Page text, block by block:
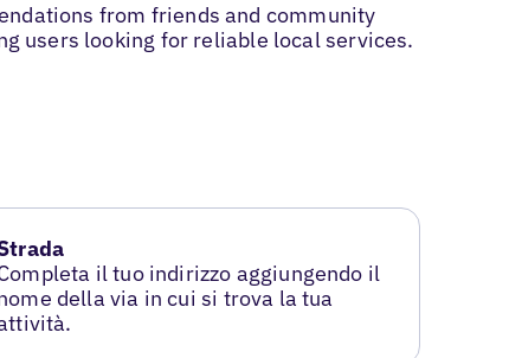
from friends and community
users looking for reliable local services.
il tuo indirizzo aggiungendo il
della via in cui si trova la tua